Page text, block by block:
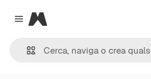
Close menu
Magnific